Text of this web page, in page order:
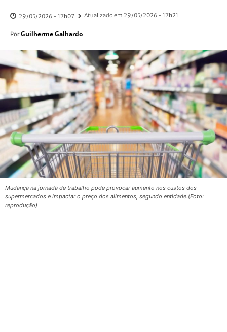
29/05/2026 - 17h07 Atualizado em 29/05/2026 - 17h21
Por Guilherme Galhardo
Mudança na jornada de trabalho pode provocar aumento nos custos dos
supermercados e impactar o preço dos alimentos, segundo entidade.(Foto:
reprodução)